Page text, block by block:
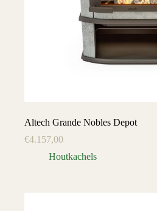
Altech Grande Nobles Depot
€4.157,00
Houtkachels